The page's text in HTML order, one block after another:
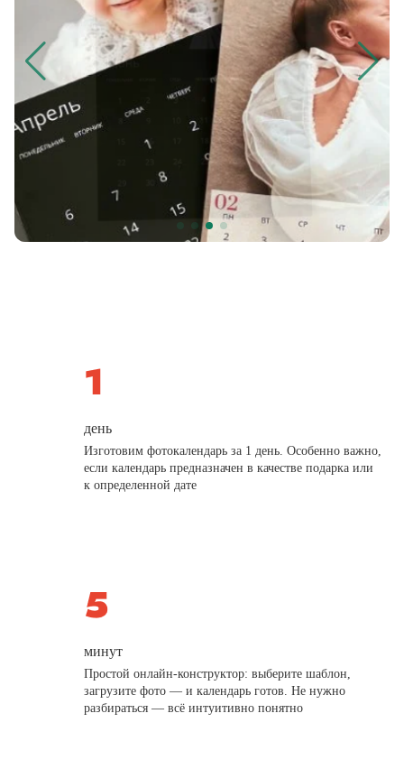
день
Изготовим фотокалендарь за 1 день. Особенно важно,
если календарь предназначен в качестве подарка или
к определенной дате
минут
Простой онлайн-конструктор: выберите шаблон,
загрузите фото — и календарь готов. Не нужно
разбираться — всё интуитивно понятно